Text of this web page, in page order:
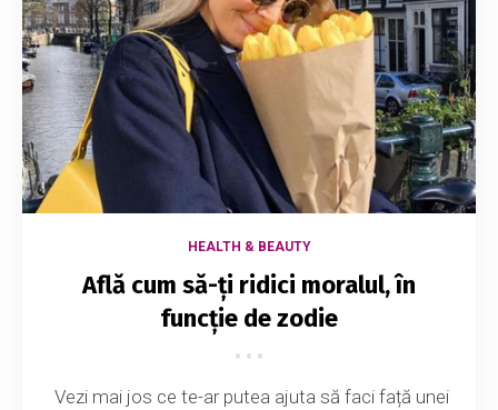
HEALTH & BEAUTY
Află cum să-ți ridici moralul, în
funcție de zodie
Vezi mai jos ce te-ar putea ajuta să faci față unei